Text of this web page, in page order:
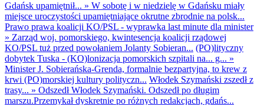
Gdańsk upamiętnił... » W sobotę i w niedzielę w Gdańsku miały
miejsce uroczystości upamiętniające okrutne zbrodnie na polsk...
Prawo prawa koalicji KO/PSL - wyprawka last minute dla minister
» Zarząd woj. pomorskiego, kwintesencja koalicji rządowej
KO/PSL tuż przed powołaniem Jolanty Sobieran... (PO)lityczny
dobytek Tuska - (KO)lonizacja pomorskich szpitali na... g... »
Minister J. Sobierańska-Grenda, formalnie bezpartyjna, to krew z
krwi (PO)morskiej kultury polityczn... Włodek Szymański zszedł z
trasy... » Odszedł Włodek Szymański. Odszedł po długim
marszu.Przemykał dyskretnie po różnych redakcjach, gdańs...